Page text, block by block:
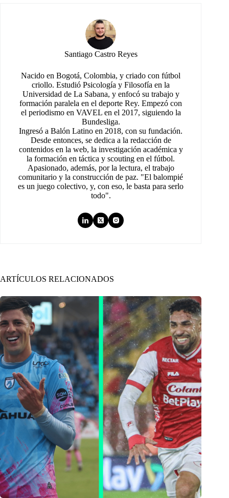
Santiago Castro Reyes
Nacido en Bogotá, Colombia, y criado con fútbol
criollo. Estudió Psicología y Filosofía en la
Universidad de La Sabana, y enfocó su trabajo y
formación paralela en el deporte Rey. Empezó con
el periodismo en VAVEL en el 2017, siguiendo la
Bundesliga.
Ingresó a Balón Latino en 2018, con su fundación.
Desde entonces, se dedica a la redacción de
contenidos en la web, la investigación académica y
la formación en táctica y scouting en el fútbol.
Apasionado, además, por la lectura, el trabajo
comunitario y la construcción de paz. "El balompié
es un juego colectivo, y, con eso, le basta para serlo
todo".
ARTÍCULOS RELACIONADOS